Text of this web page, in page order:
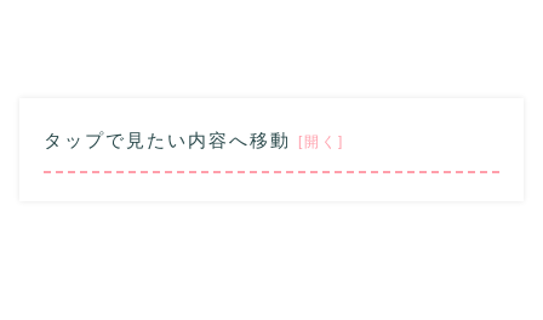
タップで見たい内容へ移動